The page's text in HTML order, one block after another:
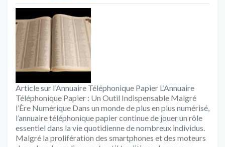
Article sur l’Annuaire Téléphonique Papier L’Annuaire
Téléphonique Papier : Un Outil Indispensable Malgré
l’Ère Numérique Dans un monde de plus en plus numérisé,
l’annuaire téléphonique papier continue de jouer un rôle
essentiel dans la vie quotidienne de nombreux individus.
Malgré la prolifération des smartphones et des moteurs